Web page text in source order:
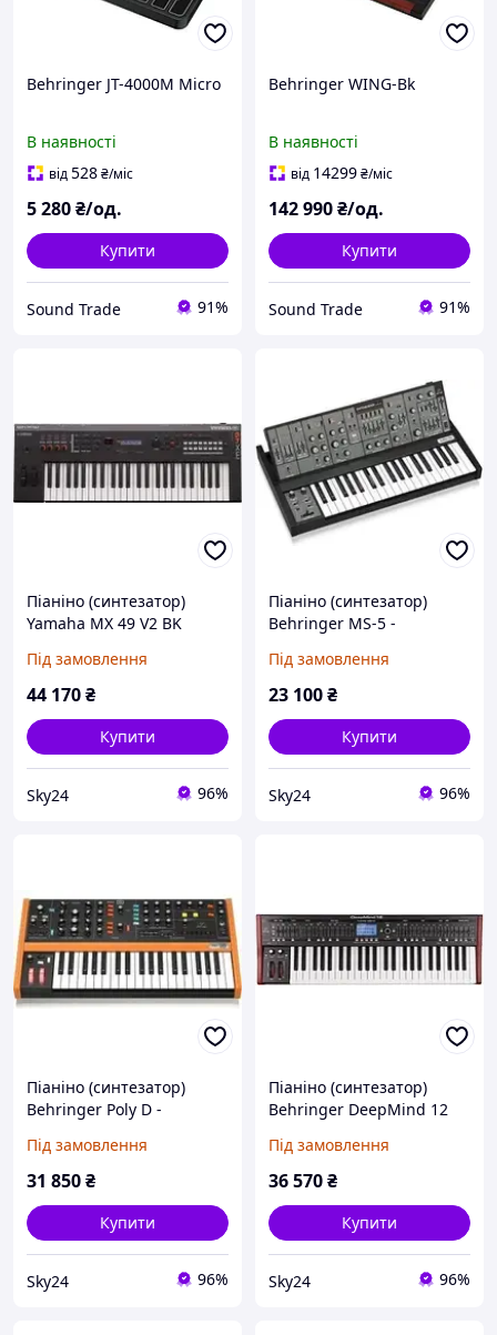
Behringer JT-4000M Micro
В наявності
від528₴/міс
5 280₴/од.
Купити
Sound Trade 91%
Behringer WING-Bk
В наявності
від 14299₴/міс
142 990₴/од.
Купити
Sound Trade 91%
Піаніно (синтезатор)
Yamaha MX 49 V2 BK
Під замовлення
44 170₴
Купити
Sky24 96%
Піаніно (синтезатор)
Behringer MS-5 -
Під замовлення
23 100₴
Купити
Sky24 96%
Піаніно (синтезатор)
Behringer Poly D -
Під замовлення
31 850₴
Купити
Sky24 96%
Піаніно (синтезатор)
Behringer DeepMind 12
Під замовлення
36 570₴
Купити
Sky24 96%